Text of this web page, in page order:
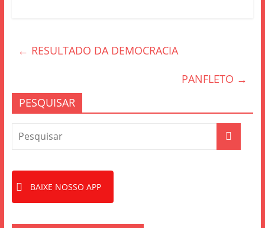
b
o
k
← RESULTADO DA DEMOCRACIA
PANFLETO →
PESQUISAR
BAIXE NOSSO APP